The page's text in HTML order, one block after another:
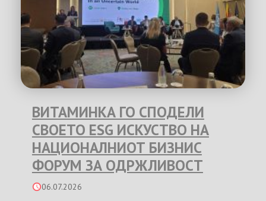
ВИТАМИНКА ГО СПОДЕЛИ
СВОЕТО ESG ИСКУСТВО НА
НАЦИОНАЛНИОТ БИЗНИС
ФОРУМ ЗА ОДРЖЛИВОСТ
06.07.2026